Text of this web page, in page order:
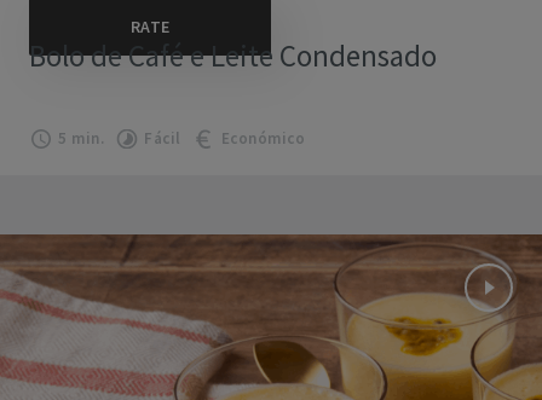
Bolo de Café e Leite Condensado
5 min. Fácil Económico